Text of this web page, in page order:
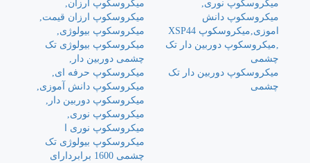
میکروسکوپ دوربین دار تک
چشمی
میکروسکوپ بیولوژی تک
چشمی 1600 برابردارای